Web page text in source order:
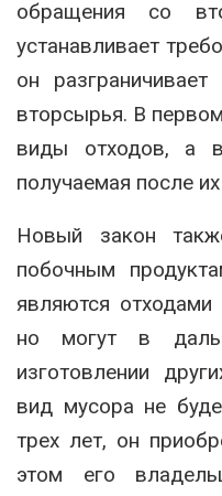
обращения со
устанавливает
он
вторсырья. В
виды отходов, а
получаемая после
Новый закон
побочным
являются отходами
но могут в
изготовлении
вид мусора не
трех лет, он
этом его